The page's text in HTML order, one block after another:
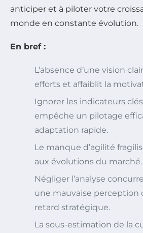
anticiper et à piloter votre
monde en constante évolution.
En bref :
L’absence d’une vision
efforts et affaiblit la
Ignorer les indicateurs
empêche un pilotage
adaptation rapide.
Le manque d’agilité
aux évolutions du marché.
Négliger l’analyse
une mauvaise perception
retard stratégique.
La sous-estimation de la